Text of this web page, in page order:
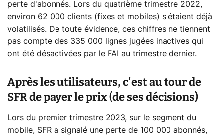
perte d'abonnés. Lors du quatrième trimestre 2022,
environ 62 000 clients (fixes et mobiles) s'étaient déjà
volatilisés. De toute évidence, ces chiffres ne tiennent
pas compte des 335 000 lignes jugées inactives qui
ont été désactivées par le FAI au trimestre dernier.
Après les utilisateurs, c'est au tour de
SFR de payer le prix (de ses décisions)
Lors du premier trimestre 2023, sur le segment du
mobile, SFR a signalé une perte de 100 000 abonnés,